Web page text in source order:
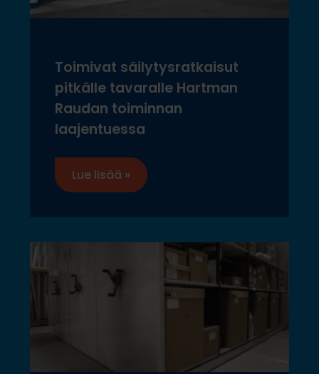
Toimivat säilytysratkaisut
pitkälle tavaralle Hartman
Raudan toiminnan
laajentuessa
Lue lisää »